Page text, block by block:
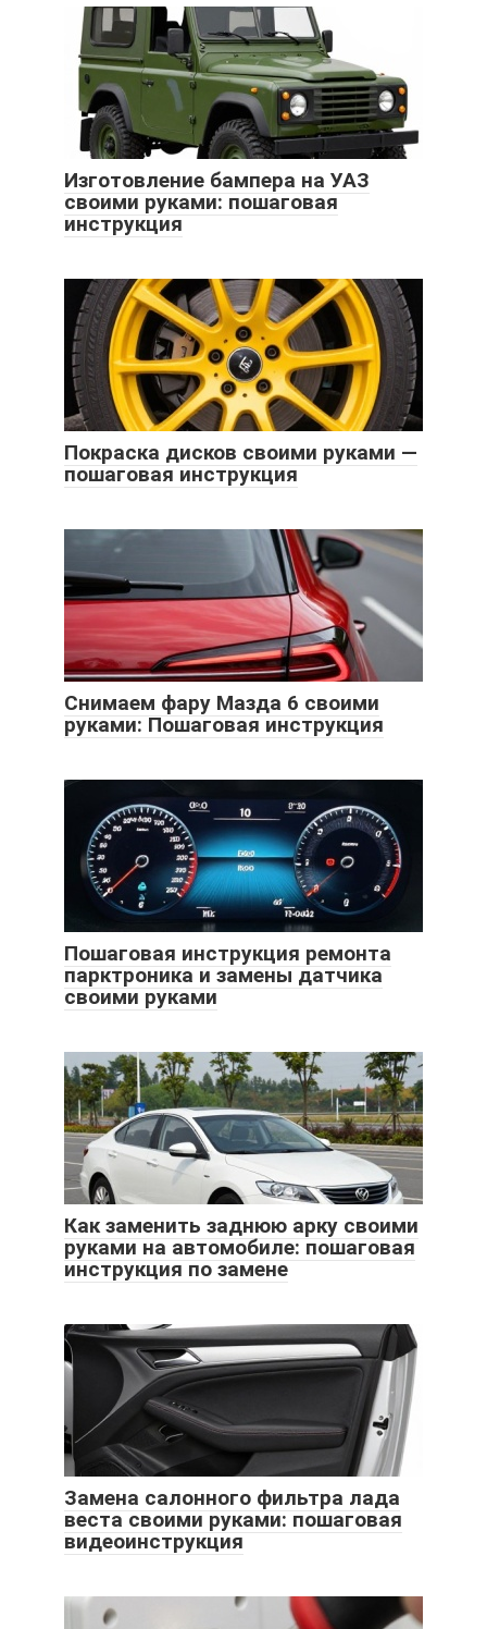
Изготовление бампера на УАЗ
своими руками: пошаговая
инструкция
Покраска дисков своими руками —
пошаговая инструкция
Снимаем фару Мазда 6 своими
руками: Пошаговая инструкция
Пошаговая инструкция ремонта
парктроника и замены датчика
своими руками
Как заменить заднюю арку своими
руками на автомобиле: пошаговая
инструкция по замене
Замена салонного фильтра лада
веста своими руками: пошаговая
видеоинструкция